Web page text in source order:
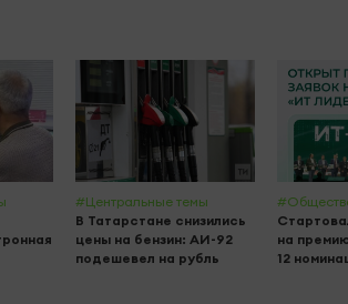
#Центральные темы
В Татарстане снизились
цены на бензин: АИ-92
подешевел на рубль
на
12